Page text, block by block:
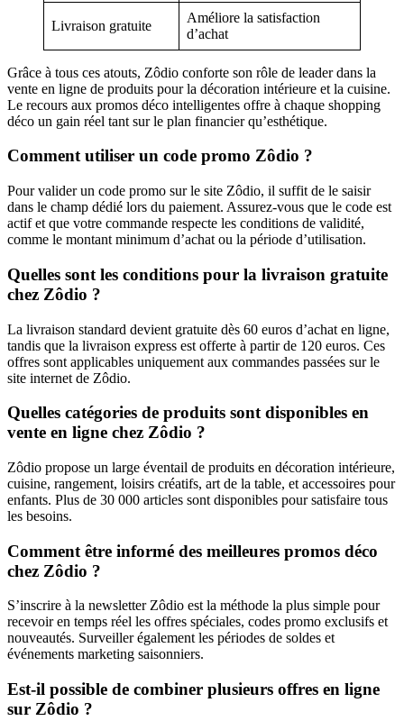
Livraison gratuite
Améliore la satisfaction
d’achat
Grâce à tous ces atouts, Zôdio conforte son rôle de leader dans la
vente en ligne de produits pour la décoration intérieure et la cuisine.
Le recours aux promos déco intelligentes offre à chaque shopping
déco un gain réel tant sur le plan financier qu’esthétique.
Comment utiliser un code promo Zôdio ?
Pour valider un code promo sur le site Zôdio, il suffit de le saisir
dans le champ dédié lors du paiement. Assurez-vous que le code est
actif et que votre commande respecte les conditions de validité,
comme le montant minimum d’achat ou la période d’utilisation.
Quelles sont les conditions pour la livraison gratuite
chez Zôdio ?
La livraison standard devient gratuite dès 60 euros d’achat en ligne,
tandis que la livraison express est offerte à partir de 120 euros. Ces
offres sont applicables uniquement aux commandes passées sur le
site internet de Zôdio.
Quelles catégories de produits sont disponibles en
vente en ligne chez Zôdio ?
Zôdio propose un large éventail de produits en décoration intérieure,
cuisine, rangement, loisirs créatifs, art de la table, et accessoires pour
enfants. Plus de 30 000 articles sont disponibles pour satisfaire tous
les besoins.
Comment être informé des meilleures promos déco
chez Zôdio ?
S’inscrire à la newsletter Zôdio est la méthode la plus simple pour
recevoir en temps réel les offres spéciales, codes promo exclusifs et
nouveautés. Surveiller également les périodes de soldes et
événements marketing saisonniers.
Est-il possible de combiner plusieurs offres en ligne
sur Zôdio ?